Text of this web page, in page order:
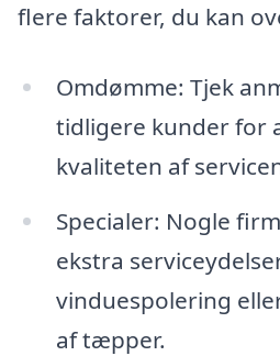
flere faktorer, du kan
Omdømme: Tjek
tidligere kunder for
kvaliteten af
Specialer: Nogle
ekstra
vinduespolering
af tæpper.